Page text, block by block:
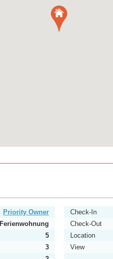
Priority Owner
Check-In
Ferienwohnung
Check-Out
5
Location
3
View